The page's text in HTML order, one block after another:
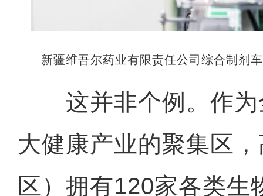
新疆维吾尔药业有限责任公司综合制剂
这并非个例。作为
大健康产业的聚集区
区）拥有120家各类生